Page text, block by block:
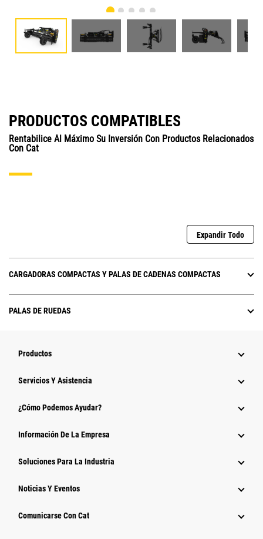
PRODUCTOS COMPATIBLES
Rentabilice Al Máximo Su Inversión Con Productos Relacionados
Con Cat
Expandir Todo
CARGADORAS COMPACTAS Y PALAS DE CADENAS COMPACTAS
PALAS DE RUEDAS
Productos
Servicios Y Asistencia
¿Cómo Podemos Ayudar?
Información De La Empresa
Soluciones Para La Industria
Noticias Y Eventos
Comunicarse Con Cat